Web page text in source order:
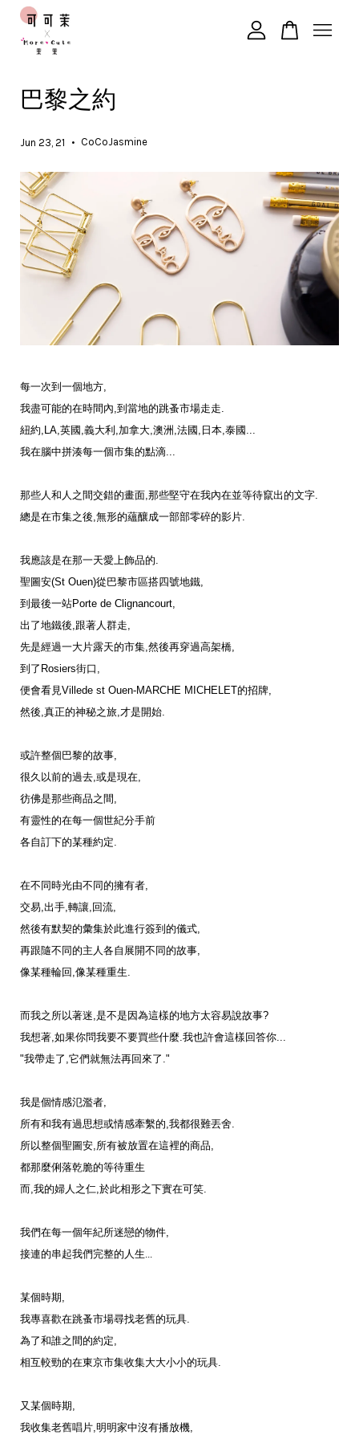
巴黎之約
Jun 23, 21 • CoCoJasmine
每一次到一個地方,
我盡可能的在時間內,到當地的跳蚤市場走走.
紐約,LA,英國 ,義大利 ,加拿大,澳洲 ,法國 , 日本,泰國 ...
我在腦中拼湊每一個市集的點滴...
那些人和人之間交錯的畫面,那些堅守在我內在並等待竄出的文字.
總是在市集之後,無形的蘊釀成一部部零碎的影片.
我應該是在那一天愛上飾品的.
聖圖安(St Ouen)從巴黎市區搭四號地鐵,
到最後一站Porte de Clignancourt,
出了地鐵後,跟著人群走,
先是經過一大片露天的市集,然後再穿過高架橋,
到了 Rosiers街口 ,
便會看見Villede st Ouen-MARCHE MICHELET的招牌,
然後,真正的神秘之旅,才是開始.
或許整個巴黎的故事,
很久以前的過去,或是現在,
彷佛是那些商品之間 ,
有靈性的在每一個世紀分手前
各自訂下的某種約定.
在不同時光由不同的擁有者,
交易,出手,轉讓, 回流,
然後有默契的彙集於此進行簽到的儀式,
再跟隨不同的主人各自展開不同的故事,
像某種輪回 ,像某種重生.
而我之所以著迷,是不是因為這樣的地方太容易說故事?
我想著,如果你問我要不要買些什麼.我也許會這樣回答你...
"我帶走了 ,它們就無法再回來了 ."
我是個情感氾濫者,
所有和我有過思想或情感牽繫的,我都很難丟舍.
所以整個聖圖安,所有被放置在這裡的商品,
都那麼俐落乾脆的等待重生
而,我的婦人之仁,於此相形之下實在可笑.
我們在每一個年紀所迷戀的物件,
接連的串起我們完整的人生...
某個時期,
我專喜歡在跳蚤市場尋找老舊的玩具.
為了和誰之間的約定,
相互較勁的在東京市集收集大大小小的玩具.
又某個時期,
我收集老舊唱片,明明家中沒有播放機,
您的購物車目前還是空的。